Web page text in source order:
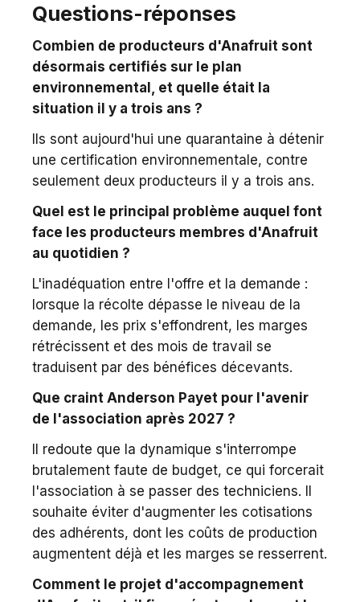
Questions-réponses
Combien de producteurs d'Anafruit sont
désormais certifiés sur le plan
environnemental, et quelle était la
situation il y a trois ans ?
Ils sont aujourd'hui une quarantaine à détenir
une certification environnementale, contre
seulement deux producteurs il y a trois ans.
Quel est le principal problème auquel font
face les producteurs membres d'Anafruit
au quotidien ?
L'inadéquation entre l'offre et la demande :
lorsque la récolte dépasse le niveau de la
demande, les prix s'effondrent, les marges
rétrécissent et des mois de travail se
traduisent par des bénéfices décevants.
Que craint Anderson Payet pour l'avenir
de l'association après 2027 ?
Il redoute que la dynamique s'interrompe
brutalement faute de budget, ce qui forcerait
l'association à se passer des techniciens. Il
souhaite éviter d'augmenter les cotisations
des adhérents, dont les coûts de production
augmentent déjà et les marges se resserrent.
Comment le projet d'accompagnement